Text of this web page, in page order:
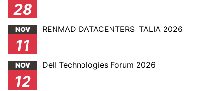
28
NOV
11
RENMAD DATACENTERS ITALIA 2026
NOV
12
Dell Technologies Forum 2026